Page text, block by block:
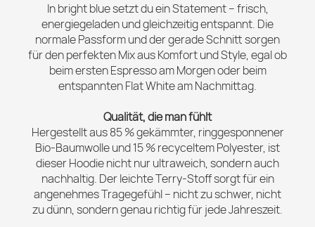
In bright blue setzt du ein Statement – frisch,
energiegeladen und gleichzeitig entspannt. Die
normale Passform und der gerade Schnitt sorgen
für den perfekten Mix aus Komfort und Style, egal ob
beim ersten Espresso am Morgen oder beim
entspannten Flat White am Nachmittag.
Qualität, die man fühlt
Hergestellt aus 85 % gekämmter, ringgesponnener
Bio-Baumwolle und 15 % recyceltem Polyester, ist
dieser Hoodie nicht nur ultraweich, sondern auch
nachhaltig. Der leichte Terry-Stoff sorgt für ein
angenehmes Tragegefühl – nicht zu schwer, nicht
zu dünn, sondern genau richtig für jede Jahreszeit.